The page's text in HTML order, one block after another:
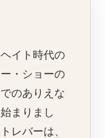
イト時代の
・ショーの
のありえな
まりまし
レバーは、